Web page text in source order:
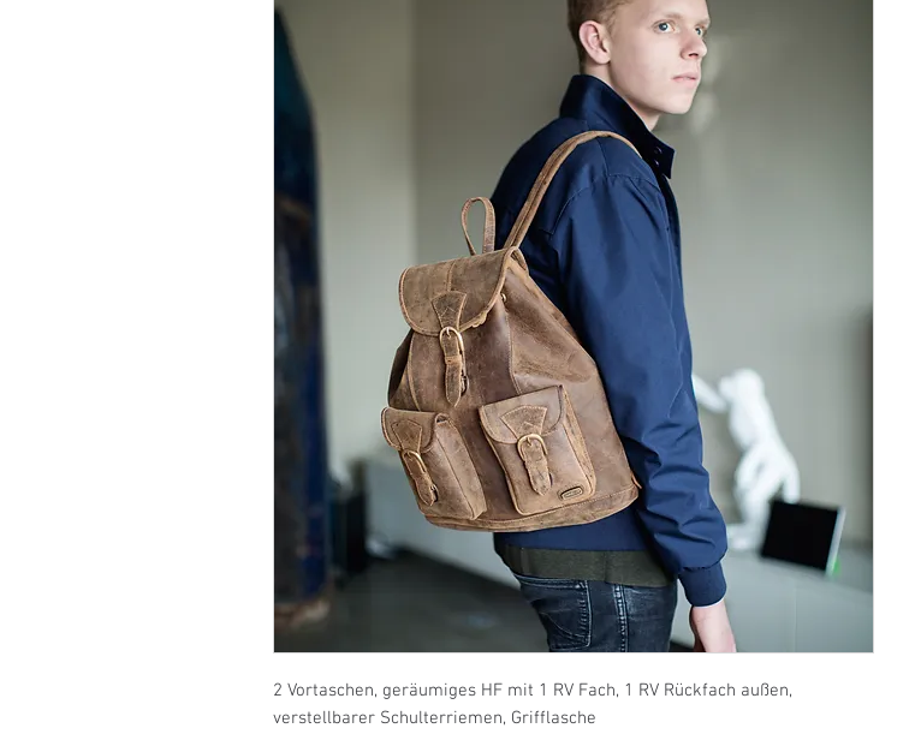
2 Vortaschen, geräumiges HF mit 1 RV Fach, 1 RV Rückfach außen,
verstellbarer Schulterriemen, Grifflasche